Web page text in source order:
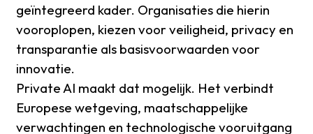
geïntegreerd kader. Organisaties die hierin
vooroplopen, kiezen voor veiligheid, privacy en
transparantie als basisvoorwaarden voor
innovatie.
Private AI maakt dat mogelijk. Het verbindt
Europese wetgeving, maatschappelijke
verwachtingen en technologische vooruitgang